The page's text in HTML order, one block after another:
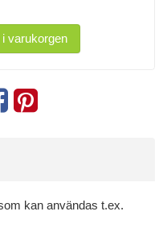
i varukorgen
kan användas t.ex.